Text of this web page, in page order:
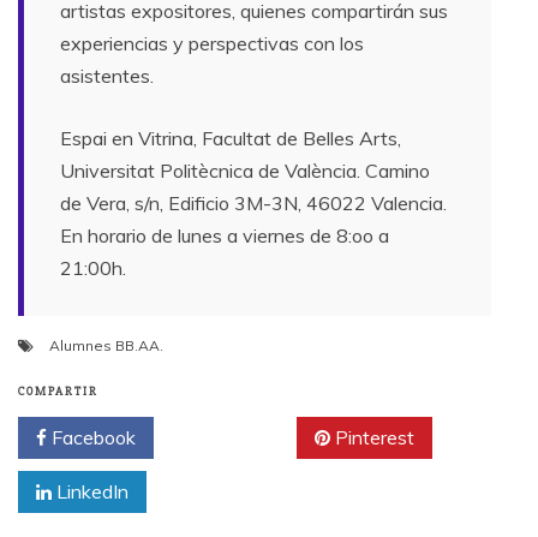
artistas expositores, quienes compartirán sus
experiencias y perspectivas con los
asistentes.
Espai en Vitrina, Facultat de Belles Arts,
Universitat Politècnica de València. Camino
de Vera, s/n, Edificio 3M-3N, 46022 Valencia.
En horario de lunes a viernes de 8:oo a
21:00h.
Alumnes BB.AA.
COMPARTIR
Facebook Pinterest
LinkedIn